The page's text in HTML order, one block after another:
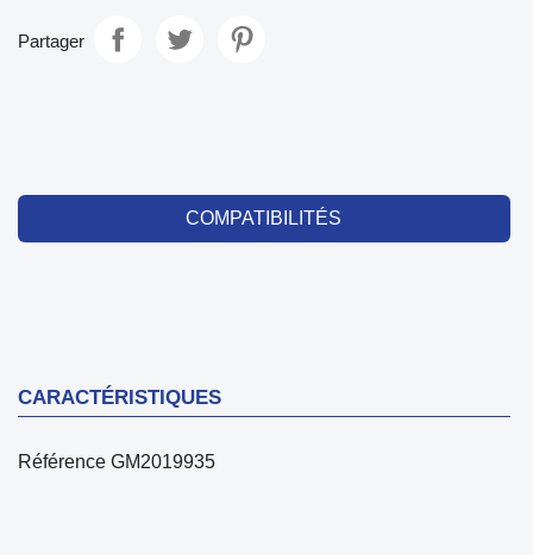
Partager
COMPATIBILITÉS
CARACTÉRISTIQUES
Référence GM2019935